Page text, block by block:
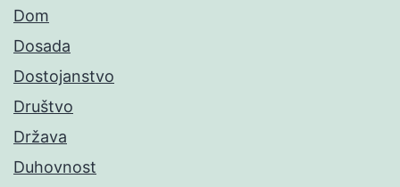
Dom
Dosada
Dostojanstvo
Društvo
Država
Duhovnost